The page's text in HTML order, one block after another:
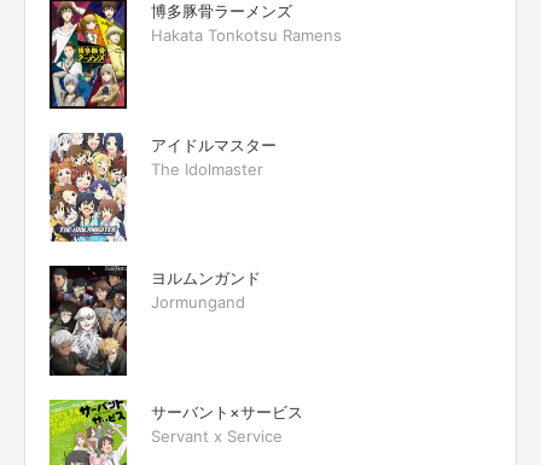
博多豚骨ラーメンズ
Hakata Tonkotsu Ramens
アイドルマスター
The Idolmaster
ヨルムンガンド
Jormungand
サーバント×サービス
Servant x Service